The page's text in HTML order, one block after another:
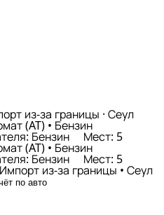
из-за границы · Сеул
(AT) • Бензин
Бензин Мест: 5
(AT) • Бензин
Бензин Мест: 5
Импорт из-за границы • Сеул
по авто